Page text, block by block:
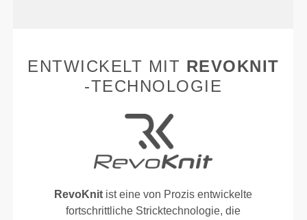
ENTWICKELT MIT REVOKNIT
-TECHNOLOGIE
RevoKnit ist eine von Prozis entwickelte
fortschrittliche Stricktechnologie, die